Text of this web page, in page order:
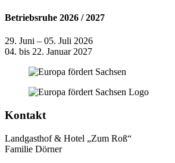
Betriebsruhe 2026 / 2027
29. Juni – 05. Juli 2026
04. bis 22. Januar 2027
Kontakt
Landgasthof & Hotel „Zum Roß“
Familie Dörner